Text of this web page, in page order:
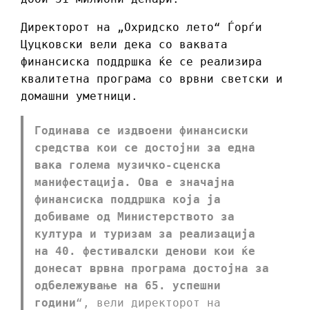
Директорот на „Охридско лето“ Ѓорѓи
Цуцковски вели дека со ваквата
финансиска поддршка ќе се реализира
квалитетна програма со врвни светски и
домашни уметници.
Годинава се издвоени финансиски
средства кои се достојни за една
вака голема музичко-сценска
манифестација. Ова е значајна
финансиска поддршка која ја
добиваме од Министерството за
култура и туризам за реализација
на 40. фестивалски денови кои ќе
донесат врвна програма достојна за
одбележување на 65. успешни
години“, вели директорот на